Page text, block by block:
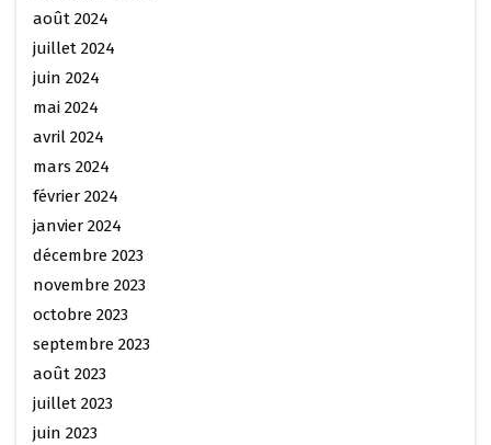
août 2024
juillet 2024
juin 2024
mai 2024
avril 2024
mars 2024
février 2024
janvier 2024
décembre 2023
novembre 2023
octobre 2023
septembre 2023
août 2023
juillet 2023
juin 2023